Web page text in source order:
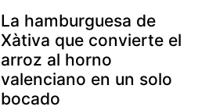
La hamburguesa de
Xàtiva que convierte el
arroz al horno
valenciano en un solo
bocado